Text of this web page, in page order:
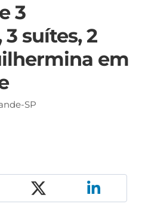
3
suítes, 2
em
SP